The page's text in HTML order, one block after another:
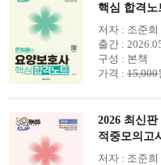
핵심 합격노
저자 : 조준희
출간 :
구성 : 본책
가격 : 15,000
2026 최신
적중모의고
저자 : 조준희